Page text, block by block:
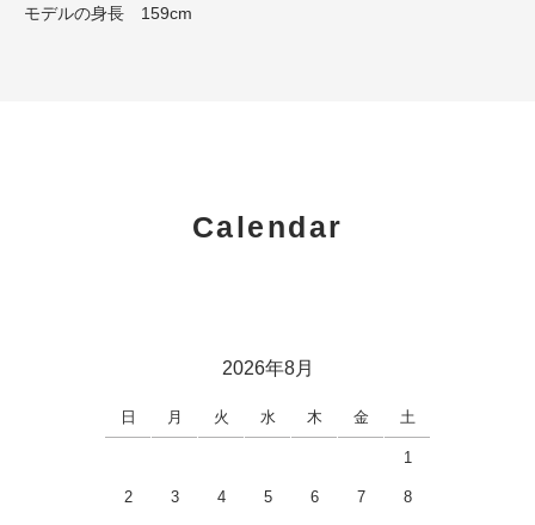
モデルの身長 159cm
Calendar
2026年8月
日 月 火 水 木 金 土
1
2 3 4 5 6 7 8